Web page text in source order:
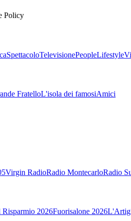
Policy
SpettacoloTelevisionePeopleLifestyle
FratelloL'isola dei famosiAmici
Virgin RadioRadio MontecarloRadio
Risparmio 2026Fuorisalone 2026